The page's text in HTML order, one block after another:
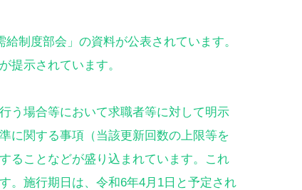
制度部会」の資料が公表されています。
提示されています。
う場合等において求職者等に対して明示
に関する事項（当該更新回数の上限等を
ることなどが盛り込まれています。これ
。施行期日は、令和6年4月1日と予定され